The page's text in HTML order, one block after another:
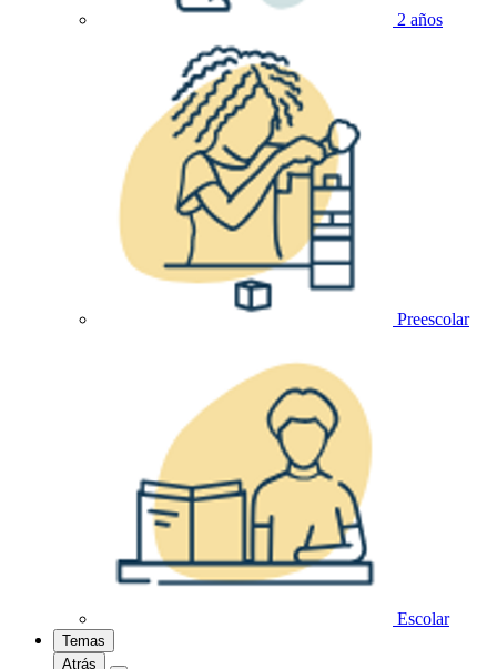
2 años
Preescolar
Escolar
Temas
Atrás